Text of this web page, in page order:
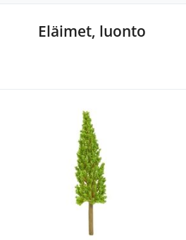
Eläimet, luonto